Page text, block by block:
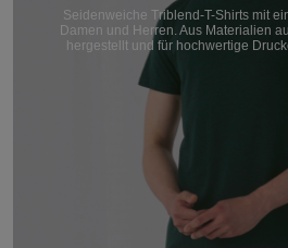
Seidenweiche Triblend-T-Shirts mit
Damen und Herren. Aus Materialien
hergestellt und für hochwertige